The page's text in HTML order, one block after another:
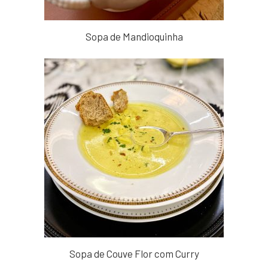
Sopa de Mandioquinha
Sopa de Couve Flor com Curry